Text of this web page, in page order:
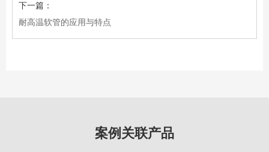
下一篇：
耐高温软管的应用与特点
案例关联产品